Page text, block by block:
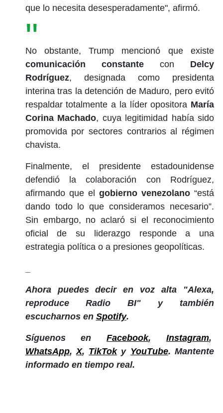
que lo necesita desesperadamente", afirmó.
No obstante, Trump mencionó que existe
comunicación constantecon Delcy
Rodríguez, designada como presidenta
interina tras la detención de Maduro, pero evitó
respaldar totalmente a la líder opositora María
Corina Machado, cuya legitimidad había sido
promovida por sectores contrarios al régimen
chavista.
Finalmente, el presidente estadounidense
defendió la colaboración con Rodríguez,
afirmando que el gobierno venezolano“está
dando todo lo que consideramos necesario”.
Sin embargo, no aclaró si el reconocimiento
oficial de su liderazgo responde a una
estrategia política o a presiones geopolíticas.
Ahora puedes decir en voz alta "Alexa,
reproduce Radio BI" y también
escucharnos en Spotify.
Síguenos enFacebook, Instagram,
WhatsApp, X, TikToky YouTube. Mantente
informado en tiempo real.